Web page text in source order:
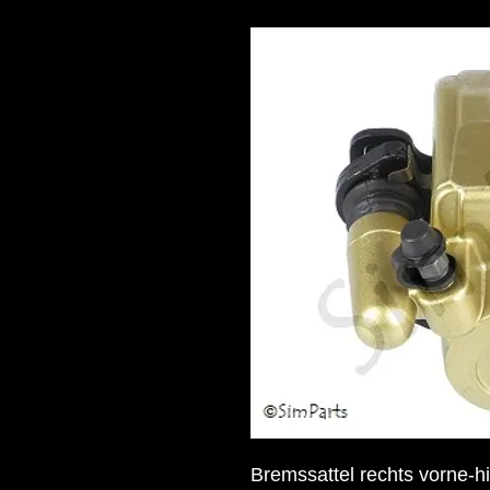
Bremssattel rechts vorne-